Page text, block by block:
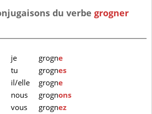
du verbe grogner
je
grogne
tu
grognes
il/elle
grogne
nous
grognons
vous
grognez